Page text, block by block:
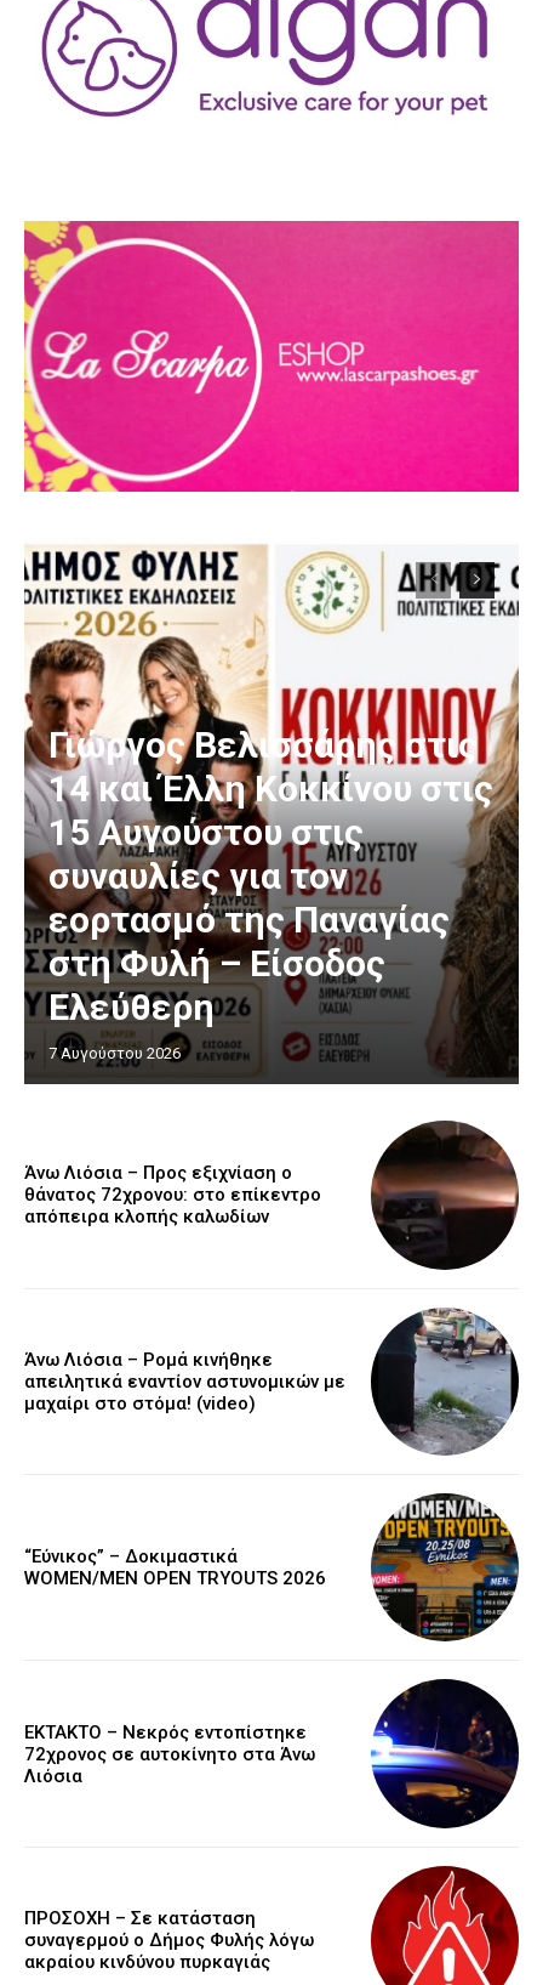
Γιώργος Βελισσάρης στις
14 και Έλλη Κοκκίνου στις
15 Αυγούστου στις
συναυλίες για τον
εορτασμό της Παναγίας
στη Φυλή – Είσοδος
Ελεύθερη
7 Αυγούστου 2026
Άνω Λιόσια – Προς εξιχνίαση ο
θάνατος 72χρονου: στο επίκεντρο
απόπειρα κλοπής καλωδίων
Άνω Λιόσια – Ρομά κινήθηκε
απειλητικά εναντίον αστυνομικών με
μαχαίρι στο στόμα! (video)
“Εύνικος” – Δοκιμαστικά
WOMEN/MEN OPEN TRYOUTS 2026
EKTAKTO – Νεκρός εντοπίστηκε
72χρονος σε αυτοκίνητο στα Άνω
Λιόσια
ΠΡΟΣΟΧΗ – Σε κατάσταση
συναγερμού ο Δήμος Φυλής λόγω
ακραίου κινδύνου πυρκαγιάς